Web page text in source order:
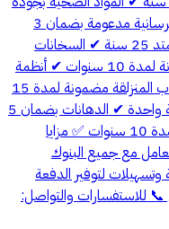
مضمونة لمدة سنة واحدة ✔ الخلطات الخرسانية مدعومة بضمان 3
سنوات ✔ الطبلونات عالي الجودة بضمان يمتد 25 سنة ✔ السخانات
مكفولة لمدة 3 سنوات ✔ المصاعد مضمونة لمدة 10 سنوات ✔ أنظمة
التكييف بضمان يصل إلى 5 سنوات ✔ الأبواب المنزلقة مضمونة لمدة 15
سنة ✔ الخزانات بجودة مضمونة لمدة سنة واحدة ✔ الدهانات بضمان 5
سنوات ✔ العزل المائي والحراري مضمون لمدة 10 سنوات ✅ مزايا
مع جميع البنوك
لتوفير الدفعة
للاستفسارات والتواصل: